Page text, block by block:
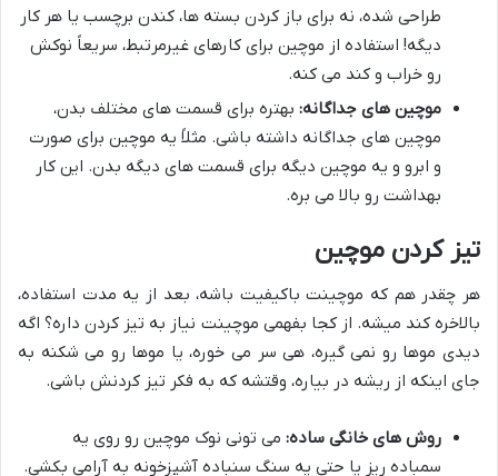
طراحی شده، نه برای باز کردن بسته ها، کندن برچسب یا هر کار
دیگه! استفاده از موچین برای کارهای غیرمرتبط، سریعاً نوکش
رو خراب و کند می کنه.
موچین های جداگانه: بهتره برای قسمت های مختلف بدن،
موچین های جداگانه داشته باشی. مثلاً یه موچین برای صورت
و ابرو و یه موچین دیگه برای قسمت های دیگه بدن. این کار
بهداشت رو بالا می بره.
تیز کردن موچین
هر چقدر هم که موچینت باکیفیت باشه، بعد از یه مدت استفاده،
بالاخره کند میشه. از کجا بفهمی موچینت نیاز به تیز کردن داره؟ اگه
دیدی موها رو نمی گیره، هی سر می خوره، یا موها رو می شکنه به
جای اینکه از ریشه در بیاره، وقتشه که به فکر تیز کردنش باشی.
روش های خانگی ساده: می تونی نوک موچین رو روی یه
سمباده ریز یا حتی یه سنگ سنباده آشپزخونه به آرامی بکشی.